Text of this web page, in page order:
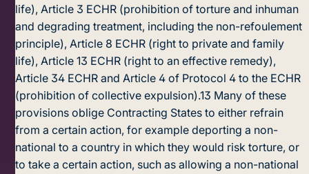
life), Article 3 ECHR (prohibition of torture and inhuman
and degrading treatment, including the non-refoulement
principle), Article 8 ECHR (right to private and family
life), Article 13 ECHR (right to an effective remedy),
Article 34 ECHR and Article 4 of Protocol 4 to the ECHR
(prohibition of collective expulsion).13 Many of these
provisions oblige Contracting States to either refrain
from a certain action, for example deporting a non-
national to a country in which they would risk torture, or
to take a certain action, such as allowing a non-national